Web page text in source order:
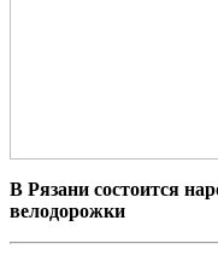
В Рязани состоится
велодорожки